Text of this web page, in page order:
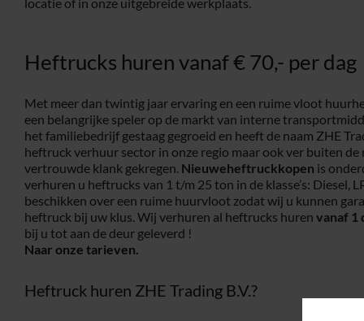
Heftrucks huren vanaf € 70,- per dag
Met meer dan twintig jaar ervaring en een ruime vloot
een belangrijke speler op de markt van interne
het familiebedrijf gestaag gegroeid en heeft de naam ZHE
heftruck verhuur sector in onze regio maar ook ver buiten de
vertrouwde klank gekregen. Nieuweheftruckkopen is
verhuren u heftrucks van 1 t/m 25 ton in de klasse’s: Diesel,
beschikken over een ruime huurvloot zodat wij u kunnen
heftruck bij uw klus. Wij verhuren al heftrucks huren vanaf 1
bij u tot aan de deur geleverd !
Naar onze tarieven.
Heftruck huren ZHE Trading B.V.?